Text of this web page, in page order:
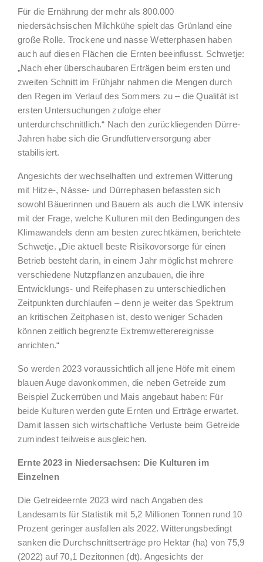
Für die Ernährung der mehr als 800.000
niedersächsischen Milchkühe spielt das Grünland eine
große Rolle. Trockene und nasse Wetterphasen haben
auch auf diesen Flächen die Ernten beeinflusst. Schwetje:
„Nach eher überschaubaren Erträgen beim ersten und
zweiten Schnitt im Frühjahr nahmen die Mengen durch
den Regen im Verlauf des Sommers zu – die Qualität ist
ersten Untersuchungen zufolge eher
unterdurchschnittlich.“ Nach den zurückliegenden Dürre-
Jahren habe sich die Grundfutterversorgung aber
stabilisiert.
Angesichts der wechselhaften und extremen Witterung
mit Hitze-, Nässe- und Dürrephasen befassten sich
sowohl Bäuerinnen und Bauern als auch die LWK intensiv
mit der Frage, welche Kulturen mit den Bedingungen des
Klimawandels denn am besten zurechtkämen, berichtete
Schwetje. „Die aktuell beste Risikovorsorge für einen
Betrieb besteht darin, in einem Jahr möglichst mehrere
verschiedene Nutzpflanzen anzubauen, die ihre
Entwicklungs- und Reifephasen zu unterschiedlichen
Zeitpunkten durchlaufen – denn je weiter das Spektrum
an kritischen Zeitphasen ist, desto weniger Schaden
können zeitlich begrenzte Extremwetterereignisse
anrichten.“
So werden 2023 voraussichtlich all jene Höfe mit einem
blauen Auge davonkommen, die neben Getreide zum
Beispiel Zuckerrüben und Mais angebaut haben: Für
beide Kulturen werden gute Ernten und Erträge erwartet.
Damit lassen sich wirtschaftliche Verluste beim Getreide
zumindest teilweise ausgleichen.
Ernte 2023 in Niedersachsen: Die Kulturen im
Einzelnen
Die Getreideernte 2023 wird nach Angaben des
Landesamts für Statistik mit 5,2 Millionen Tonnen rund 10
Prozent geringer ausfallen als 2022. Witterungsbedingt
sanken die Durchschnittserträge pro Hektar (ha) von 75,9
(2022) auf 70,1 Dezitonnen (dt). Angesichts der